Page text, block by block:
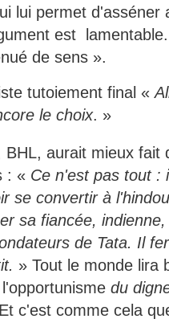
lui permet d'asséner
est
de sens ».
tutoiement final «
le choix. »
BHL, aurait mieux fait
: « Ce n'est pas tout :
se convertir à
sa fiancée,
de Tata. Il
» Tout le monde lira
du
c'est comme cela